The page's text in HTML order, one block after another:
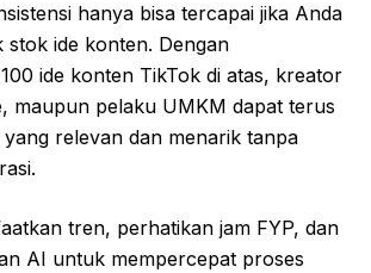
hanya bisa tercapai jika Anda
stok ide konten. Dengan
ide konten TikTok di atas, kreator
maupun pelaku UMKM dapat terus
relevan dan menarik tanpa
tren, perhatikan jam FYP, dan
AI untuk mempercepat proses